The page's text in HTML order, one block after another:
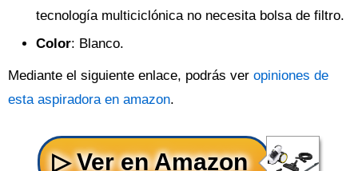
tecnología multiciclónica no necesita bolsa de filtro.
Color: Blanco.
Mediante el siguiente enlace, podrás ver opiniones de
esta aspiradora en amazon.